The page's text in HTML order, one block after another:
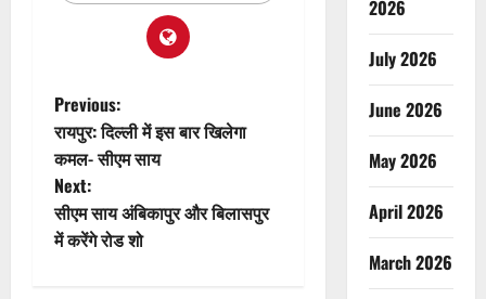
P
o
s
t
Previous:
रायपुर: दिल्ली में इस बार खिलेगा
कमल- सीएम साय
Next:
सीएम साय अंबिकापुर और बिलासपुर
में करेंगे रोड शो
2026
July 2026
June 2026
May 2026
April 2026
March 2026